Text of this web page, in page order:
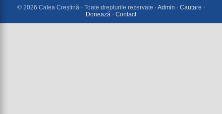
© 2026 Calea Creștină · Toate drepturile rezervate · Admin · Cautare ·
Donează · Contact